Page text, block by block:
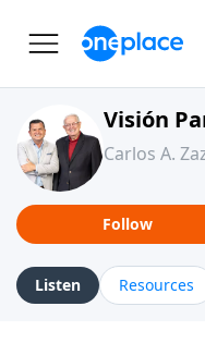
Visión
Carlos A.
Follow
Listen Resources